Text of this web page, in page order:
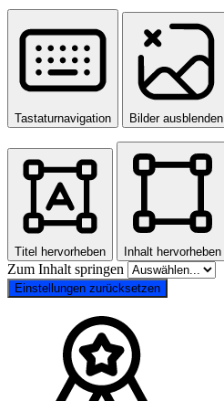
Tastaturnavigation Bilder ausblenden
Titel hervorheben Inhalt hervorheben
Zum Inhalt springen
Einstellungen zurücksetzen